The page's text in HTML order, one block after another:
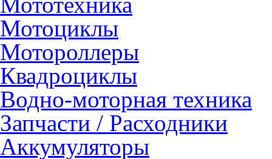
Мотоциклы
Мотороллеры
Квадроциклы
Водно-моторная техника
Запчасти / Расходники
Аккумуляторы